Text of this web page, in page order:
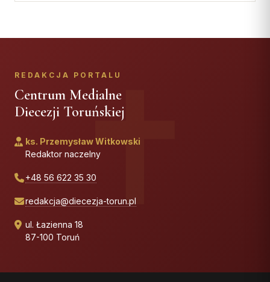
REDAKCJA PORTALU
Centrum Medialne
Diecezji Toruńskiej
ks. Przemysław Witkowski
Redaktor naczelny
+48 56 622 35 30
redakcja@diecezja-torun.pl
ul. Łazienna 18
87-100 Toruń